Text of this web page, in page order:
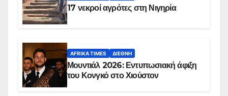
17 νεκροί αγρότες στη Νιγηρία
AFRIKA TIMES ΔΙΕΘΝΉ
Μουντιάλ 2026: Εντυπωσιακή άφιξη
του Κονγκό στο Χιούστον